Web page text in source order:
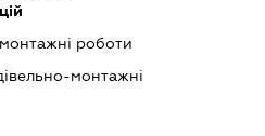
роботи
монтажні